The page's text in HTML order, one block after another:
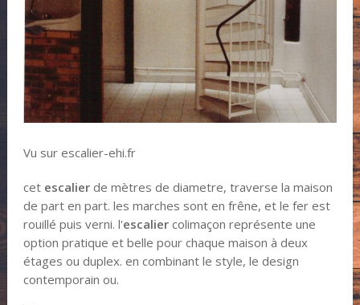
Vu sur escalier-ehi.fr
cet escalierde mètres de diametre, traverse la maison
de part en part. les marches sont en frêne, et le fer est
rouillé puis verni. l'escaliercolimaçon représente une
option pratique et belle pour chaque maison à deux
étages ou duplex. en combinant le style, le design
contemporain ou.